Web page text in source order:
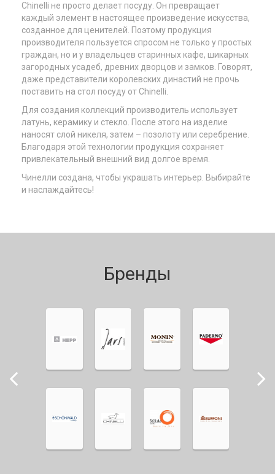
Chinelli не просто делает посуду. Он превращает
каждый элемент в настоящее произведение искусства,
созданное для ценителей. Поэтому продукция
производителя пользуется спросом не только у простых
граждан, но и у владельцев старинных кафе, шикарных
загородных усадеб, древних дворцов и замков. Говорят,
даже представители королевских династий не прочь
поставить на стол посуду от Chinelli.
Для создания коллекций производитель использует
латунь, керамику и стекло. После этого на изделие
наносят слой никеля, затем – позолоту или серебрение.
Благодаря этой технологии продукция сохраняет
привлекательный внешний вид долгое время.
Чинелли создана, чтобы украшать интерьер. Выбирайте
и наслаждайтесь!
Бренды